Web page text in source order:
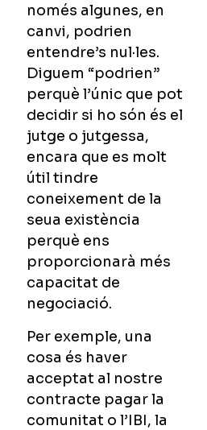
només algunes, en
canvi, podrien
entendre’s nul·les.
Diguem “podrien”
perquè l’únic que pot
decidir si ho són és el
jutge o jutgessa,
encara que es molt
útil tindre
coneixement de la
seua existència
perquè ens
proporcionarà més
capacitat de
negociació.
Per exemple, una
cosa és haver
acceptat al nostre
contracte pagar la
comunitat o l’IBI, la